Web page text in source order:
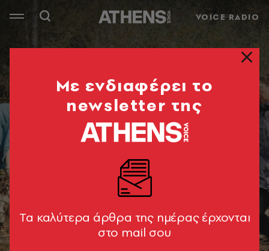
VOICE RADIO
Mε ενδιαφέρει το
newsletter της
Tα καλύτερα άρθρα της ημέρας έρχονται
στο mail σου